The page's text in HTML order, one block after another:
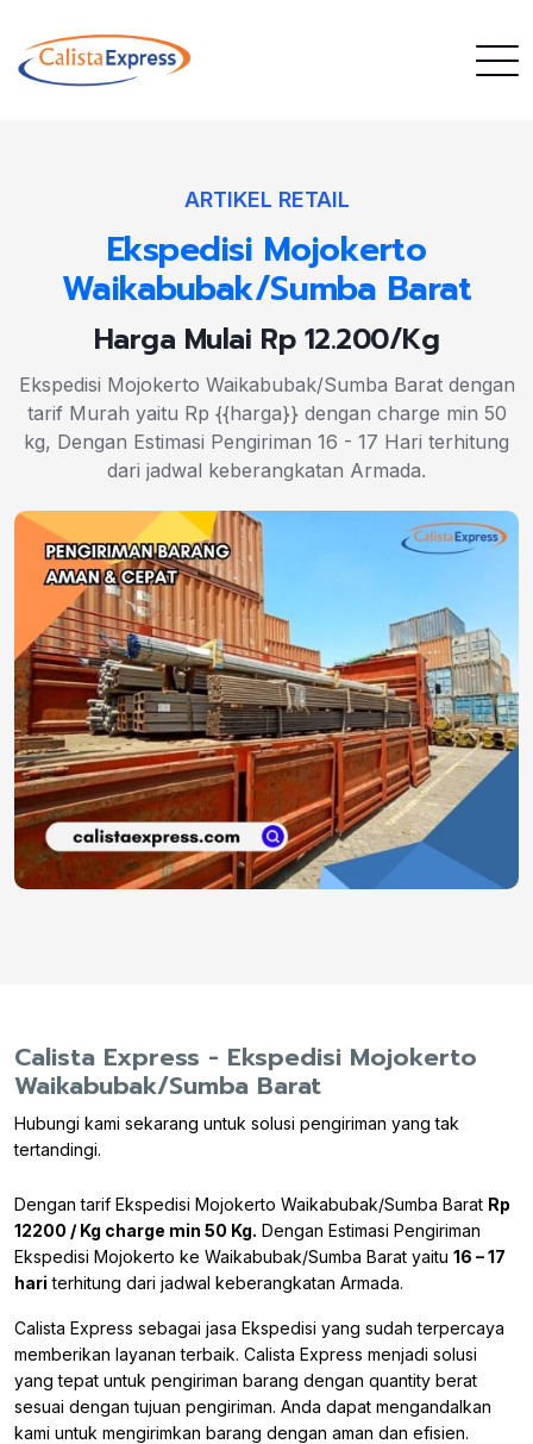
ARTIKEL RETAIL
Ekspedisi Mojokerto
Waikabubak/Sumba Barat
Harga Mulai Rp 12.200/Kg
Ekspedisi Mojokerto Waikabubak/Sumba Barat dengan
tarif Murah yaitu Rp {{harga}} dengan charge min 50
kg, Dengan Estimasi Pengiriman 16 - 17 Hari terhitung
dari jadwal keberangkatan Armada.
Calista Express - Ekspedisi Mojokerto
Waikabubak/Sumba Barat
Hubungi kami sekarang untuk solusi pengiriman yang tak
tertandingi.
Dengan tarif Ekspedisi Mojokerto Waikabubak/Sumba Barat Rp
12200 / Kg charge min 50 Kg. Dengan Estimasi Pengiriman
Ekspedisi Mojokerto ke Waikabubak/Sumba Barat yaitu 16 – 17
hari terhitung dari jadwal keberangkatan Armada.
Calista Express sebagai jasa Ekspedisi yang sudah terpercaya
memberikan layanan terbaik. Calista Express menjadi solusi
yang tepat untuk pengiriman barang dengan quantity berat
sesuai dengan tujuan pengiriman. Anda dapat mengandalkan
kami untuk mengirimkan barang dengan aman dan efisien.